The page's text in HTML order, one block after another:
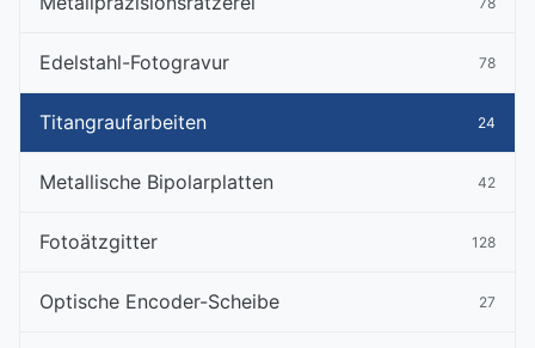
Edelstahl-Fotogravur 78
Titangraufarbeiten 24
Metallische Bipolarplatten 42
Fotoätzgitter 128
Optische Encoder-Scheibe 27